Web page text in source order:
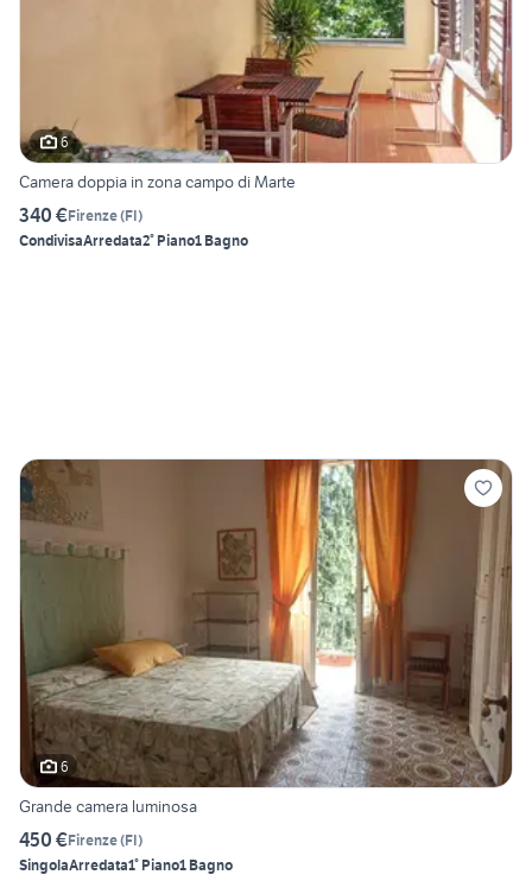
6
Camera doppia in zona campo di Marte
340 €Firenze(FI)
CondivisaArredata2° Piano1 Bagno
6
Grande camera luminosa
450 €Firenze(FI)
SingolaArredata1° Piano1 Bagno